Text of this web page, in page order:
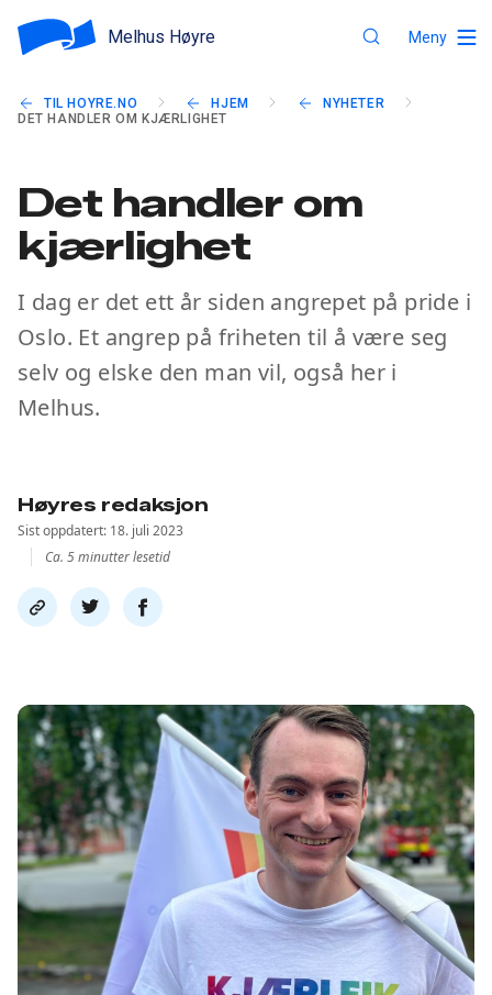
Melhus Høyre Meny
TIL HOYRE.NO HJEM
NYHETER
DET HANDLER OM KJÆRLIGHET
Det handler om
kjærlighet
I dag er det ett år siden angrepet på pride i
Oslo. Et angrep på friheten til å være seg
selv og elske den man vil, også her i
Melhus.
Høyres redaksjon
Sist oppdatert: 18. juli 2023
Ca. 5 minutter lesetid
Del
link
Del
på
Del
på